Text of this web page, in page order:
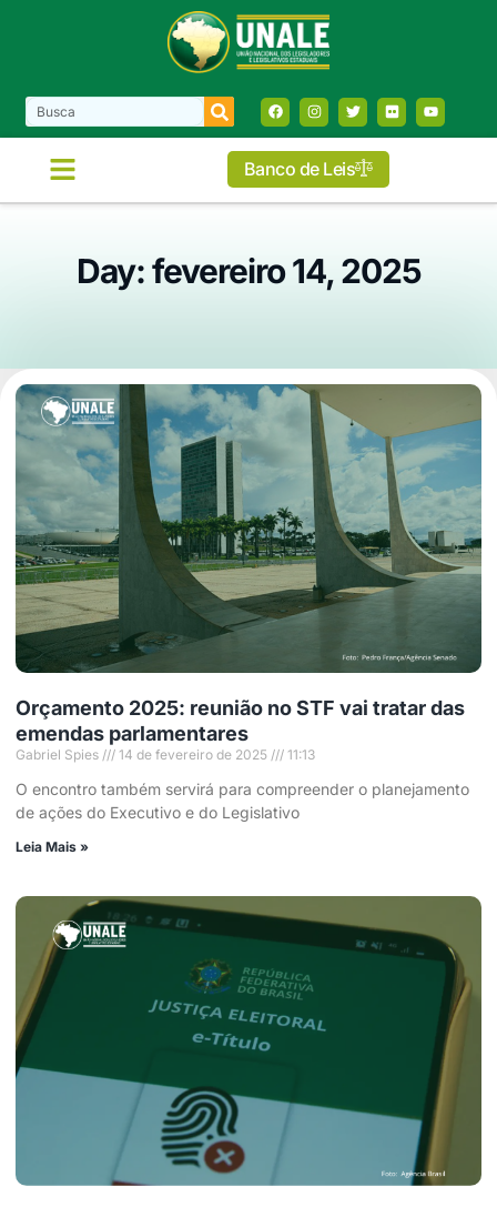
Banco de Leis
Day: fevereiro 14, 2025
Orçamento 2025: reunião no STF vai tratar das
emendas parlamentares
Gabriel Spies 14 de fevereiro de 2025 11:13
O encontro também servirá para compreender o planejamento
de ações do Executivo e do Legislativo
Leia Mais »